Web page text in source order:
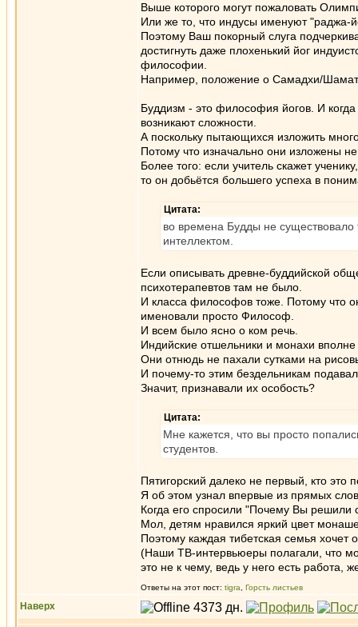
Выше которого могут пожаловать
Или же то, что индусы именуют "раджа-
Поэтому Ваш покорный слуга
достигнуть даже плохенький йог
философии.
Например, положение о Самадхи/
Буддизм - это философия йогов. И
возникают сложности.
А поскольку пытающихся изложить
Потому что изначально они изложены
Более того: если учитель скажет
то он добьётся большего успеха в
Цитата:
во времена Будды не существовало
интеллектом.
Если описывать древне-буддийской
психотерапевтов там не было.
И класса философов тоже. Потому что
именовали просто Философ.
И всем было ясно о ком речь.
Индийские отшельники и монахи
Они отнюдь не пахали сутками на
И почему-то этим бездельникам
Значит, признавали их особость?
Цитата:
Мне кажется, что вы просто
студентов.
Пятигорский далеко не первый, кто это
Я об этом узнал впервые из прямых
Когда его спросили "Почему Вы решили
Мол, детям нравился яркий цвет
Поэтому каждая тибетская семья хочет
(Наши ТВ-интервьюеры полагали, что
это не к чему, ведь у него есть работа,
Ответы на этот пост: tigra Горсть листьев
Наверх